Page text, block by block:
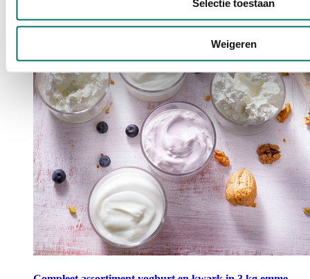
Selectie toestaan
Weigeren